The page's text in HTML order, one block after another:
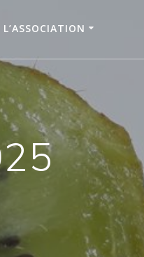
L’ASSOCIATION